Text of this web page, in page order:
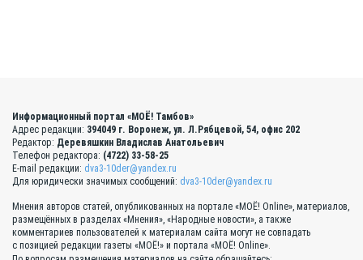
Информационный портал «МОЁ! Тамбов»
Адрес редакции: 394049 г. Воронеж, ул. Л.Рябцевой, 54, офис 202
Редактор: Деревяшкин Владислав Анатольевич
Телефон редактора: (4722) 33-58-25
E-mail редакции: dva3-10der@yandex.ru
Для юридически значимых сообщений: dva3-10der@yandex.ru
Мнения авторов статей, опубликованных на портале «МОЁ! Online», материалов,
размещённых в разделах «Мнения», «Народные новости», а также
комментариев пользователей к материалам сайта могут не совпадать
с позицией редакции газеты «МОЁ!» и портала «МОЁ! Online».